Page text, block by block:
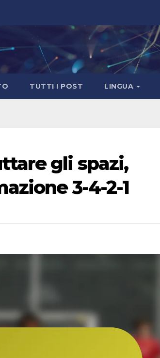
TUTTI I POST LINGUA
gli spazi,
3-4-2-1